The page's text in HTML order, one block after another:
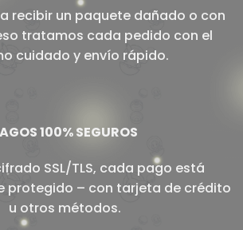
recibir un paquete dañado o con
tratamos cada pedido con el
cuidado y envío rápido.
100% SEGUROS
SSL/TLS, cada pago está
protegido – con tarjeta de crédito
u otros métodos.